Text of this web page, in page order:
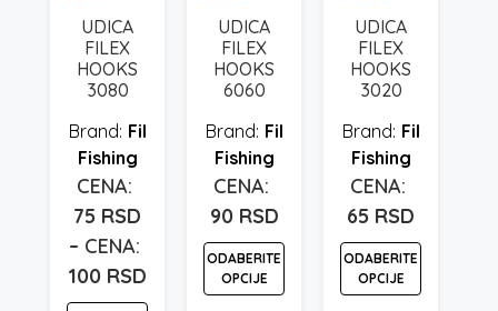
Opcije
mogu
biti
izabrane
na
stranici
proizvoda.
proizvoda.
UDICA
FILEX
HOOKS
3080
Fil
Fishing
75 RSD
–
100 RSD
UDICA
FILEX
HOOKS
6060
Fil
Fishing
90 RSD
ODABERITE
OPCIJE
UDICA
FILEX
HOOKS
3020
Fil
Fishing
65 RSD
ODABERITE
OPCIJE